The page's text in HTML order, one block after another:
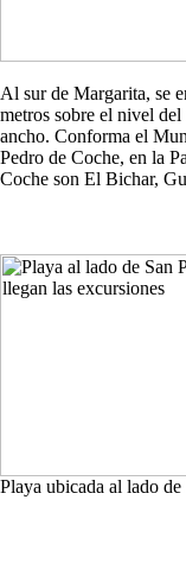
Al sur de Margarita, se
metros sobre el nivel
ancho. Conforma el
Pedro de Coche, en la
Coche son El Bichar,
Playa ubicada al lado de